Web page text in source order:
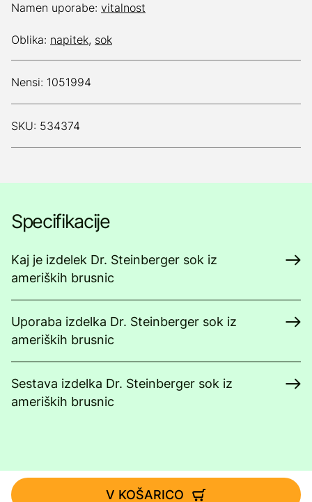
Namen uporabe: vitalnost
Oblika: napitek, sok
Nensi: 1051994
SKU: 534374
Specifikacije
Kaj je izdelek Dr. Steinberger sok iz
ameriških brusnic
Uporaba izdelka Dr. Steinberger sok iz
ameriških brusnic
Sestava izdelka Dr. Steinberger sok iz
ameriških brusnic
V KOŠARICO